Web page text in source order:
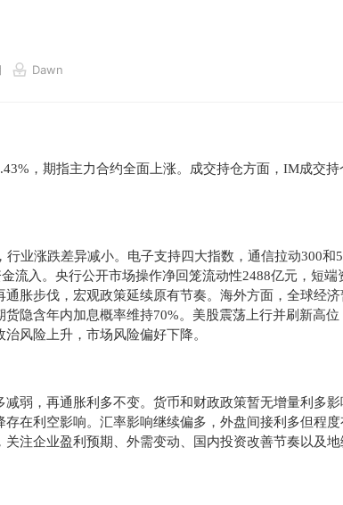
Dawn
，期指主力合约全面上涨。成交持仓方面，IM成交
业涨跌差异减小。电子支持四大指数，通信拉动300和
流入。央行公开市场操作净回笼流动性2488亿元，短端
胀步伐，宏观政策延续原有节奏。海外方面，全球经
隐含年内加息概率维持70%。美股震荡上行并刷新高
风险上升，市场风险偏好下降。
减弱，再通胀利多不变。货币和财政政策暂无增量利多
在利空影响。汇率影响继续偏多，外盘间接利多但程度
注企业盈利预期、外需变动、国内投资改善节奏以及